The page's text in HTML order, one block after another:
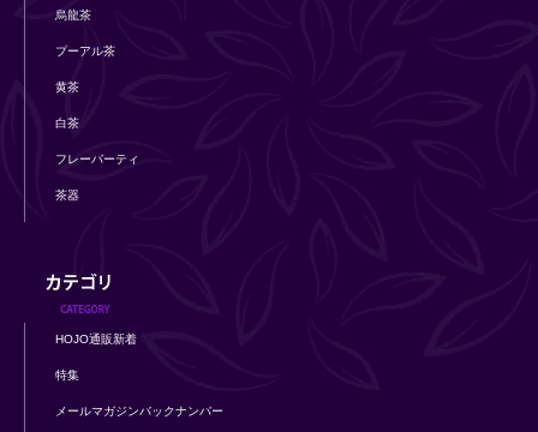
烏龍茶
プーアル茶
黄茶
白茶
フレーバーティ
茶器
HOJO通販新着
特集
メールマガジンバックナンバー